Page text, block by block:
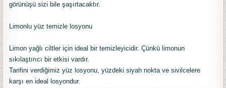
görünüşü sizi bile şaşırtacaktır.
Limonlu yüz temizle losyonu
Limon yağlı ciltler için ideal bir temizleyicidir. Çünkü limonun
sıkılaştırıcı bir etkisi vardır.
Tarifini verdiğimiz yüz losyonu, yüzdeki siyah nokta ve sivilcelere
karşı en ideal losyondur.